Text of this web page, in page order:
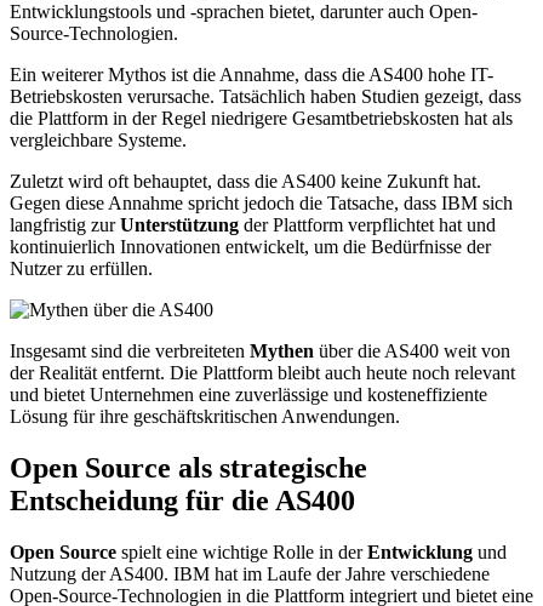
Entwicklungstools und -sprachen bietet, darunter auch Open-
Source-Technologien.
Ein weiterer Mythos ist die Annahme, dass die AS400 hohe IT-
Betriebskosten verursache. Tatsächlich haben Studien gezeigt, dass
die Plattform in der Regel niedrigere Gesamtbetriebskosten hat als
vergleichbare Systeme.
Zuletzt wird oft behauptet, dass die AS400 keine Zukunft hat.
Gegen diese Annahme spricht jedoch die Tatsache, dass IBM sich
langfristig zurUnterstützung der Plattform verpflichtet hat und
kontinuierlich Innovationen entwickelt, um die Bedürfnisse der
Nutzer zu erfüllen.
Insgesamt sind die verbreiteten Mythen über die AS400 weit von
der Realität entfernt. Die Plattform bleibt auch heute noch relevant
und bietet Unternehmen eine zuverlässige und kosteneffiziente
Lösung für ihre geschäftskritischen Anwendungen.
Open Source als strategische
Entscheidung für die AS400
Open Source spielt eine wichtige Rolle in derEntwicklung und
Nutzung der AS400. IBM hat im Laufe der Jahre verschiedene
Open-Source-Technologien in die Plattform integriert und bietet eine